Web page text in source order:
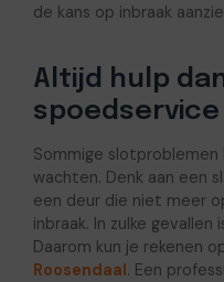
de kans op inbraak
Altijd hulp
spoedservice
Sommige slotproblemen
wachten. Denk aan een
een deur die niet meer
inbraak. In zulke
Daarom kun je rekenen
Roosendaal . Een